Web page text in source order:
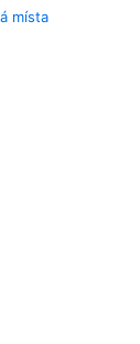
místa